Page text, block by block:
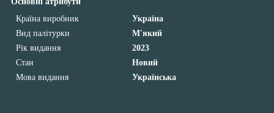
Країна виробник
Україна
Вид палітурки
М'який
Рік видання
2023
Стан
Новий
Мова видання
Українська